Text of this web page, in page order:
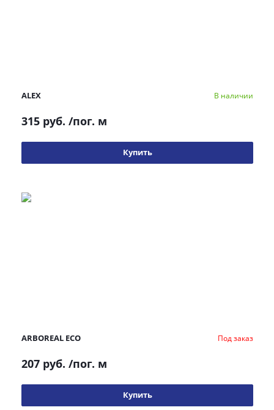
ALEX В наличии
315 руб. /пог. м
Купить
ARBOREAL ECO Под заказ
207 руб. /пог. м
Купить